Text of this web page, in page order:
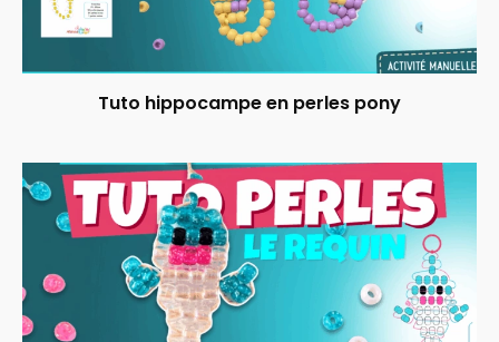
Tuto hippocampe en perles pony